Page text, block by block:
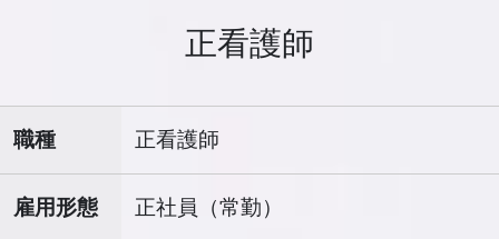
正看護師
職種 正看護師
雇用形態 正社員（常勤）